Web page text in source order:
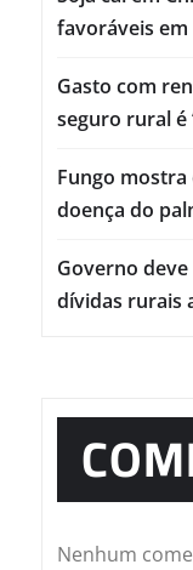
favoráveis em
Gasto com
seguro rural é
Fungo
doença do
Governo
dívidas rurais
Nenhum